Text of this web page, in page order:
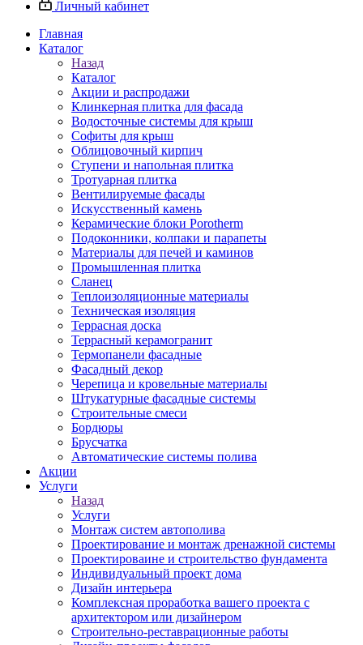
Личный кабинет
Главная
Каталог
Назад
Каталог
Акции и распродажи
Клинкерная плитка для фасада
Водосточные системы для крыш
Софиты для крыш
Облицовочный кирпич
Ступени и напольная плитка
Тротуарная плитка
Вентилируемые фасады
Искусственный камень
Керамические блоки Porotherm
Подоконники, колпаки и парапеты
Материалы для печей и каминов
Промышленная плитка
Сланец
Теплоизоляционные материалы
Техническая изоляция
Террасная доска
Террасный керамогранит
Термопанели фасадные
Фасадный декор
Черепица и кровельные материалы
Штукатурные фасадные системы
Строительные смеси
Бордюры
Брусчатка
Автоматические системы полива
Акции
Услуги
Назад
Услуги
Монтаж систем автополива
Проектирование и монтаж дренажной системы
Проектироваине и строительство фундамента
Индивидуальный проект дома
Дизайн интерьера
Комплексная проработка вашего проекта с
архитектором или дизайнером
Строительно-реставрационные работы